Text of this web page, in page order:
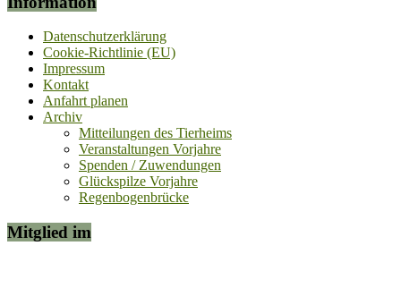
Datenschutzerklärung
Cookie-Richtlinie (EU)
Impressum
Kontakt
Anfahrt planen
Archiv
Mitteilungen des Tierheims
Veranstaltungen Vorjahre
Spenden / Zuwendungen
Glückspilze Vorjahre
Regenbogenbrücke
Mitglied im